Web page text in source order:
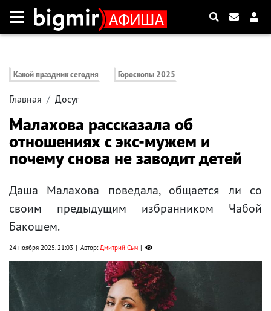
Какой праздник сегодня Гороскопы 2025
Главная Досуг
Малахова рассказала об
отношениях с экс-мужем и
почему снова не заводит детей
Даша Малахова поведала, общается ли со
своим предыдущим избранником Чабой
Бакошем.
24 ноября 2025, 21:03 Автор:Дмитрий Сыч